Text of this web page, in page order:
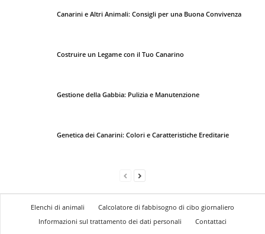
Canarini e Altri Animali: Consigli per una Buona Convivenza
Costruire un Legame con il Tuo Canarino
Gestione della Gabbia: Pulizia e Manutenzione
Genetica dei Canarini: Colori e Caratteristiche Ereditarie
Elenchi di animali
Calcolatore di fabbisogno di cibo giornaliero
Informazioni sul trattamento dei dati personali
Contattaci